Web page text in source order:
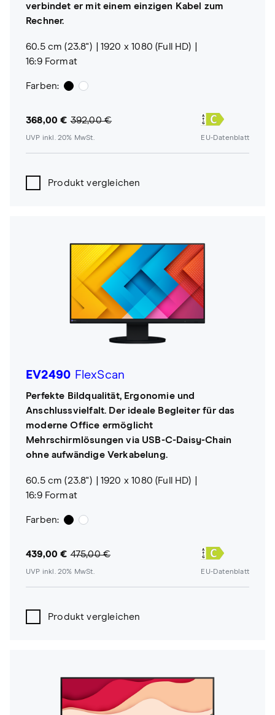
verbindet er mit einem einzigen Kabel zum
Rechner.
60.5 cm (23.8")
1920 x 1080 (Full HD)
16:9 Format
Farben:
368,00 € 392,00 €
UVP inkl. 20% MwSt. EU-Datenblatt
Produkt vergleichen
EV2490 FlexScan
Perfekte Bildqualität, Ergonomie und
Anschlussvielfalt. Der ideale Begleiter für das
moderne Office ermöglicht
Mehrschirmlösungen via USB-C-Daisy-Chain
ohne aufwändige Verkabelung.
60.5 cm (23.8")
1920 x 1080 (Full HD)
16:9 Format
Farben:
439,00 € 475,00 €
UVP inkl. 20% MwSt. EU-Datenblatt
Produkt vergleichen